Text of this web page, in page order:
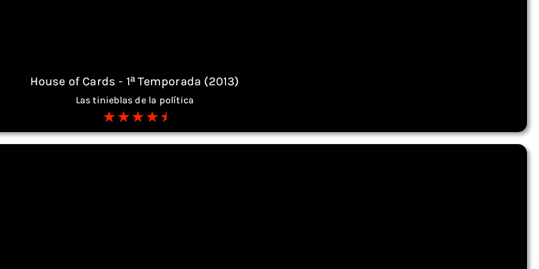
House of Cards - 1ª Temporada (2013)
Las tinieblas de la política